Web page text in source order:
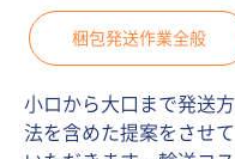
梱包発送作業全般
小ロから大口まで発送方
法を含めた提案をさせて